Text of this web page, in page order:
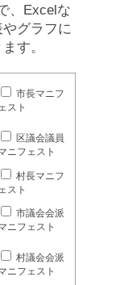
、Excelな
グラフに
す。
市長マニフ
ェスト
区議会議員
ニフェスト
村長マニフ
ェスト
市議会会派
ニフェスト
村議会会派
ニフェスト